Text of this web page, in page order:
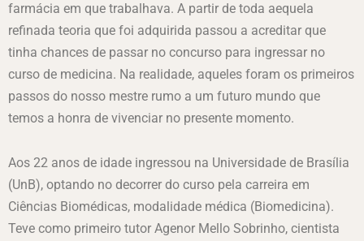
farmácia em que trabalhava. A partir de toda aequela
refinada teoria que foi adquirida passou a acreditar que
tinha chances de passar no concurso para ingressar no
curso de medicina. Na realidade, aqueles foram os primeiros
passos do nosso mestre rumo a um futuro mundo que
temos a honra de vivenciar no presente momento.
Aos 22 anos de idade ingressou na Universidade de Brasília
(UnB), optando no decorrer do curso pela carreira em
Ciências Biomédicas, modalidade médica (Biomedicina).
Teve como primeiro tutor Agenor Mello Sobrinho, cientista